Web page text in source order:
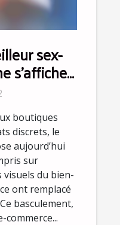
sex-
s’affiche
?
boutiques
discrets, le
aujourd’hui
sur
visuels du bien-
ont remplacé
basculement,
commerce...